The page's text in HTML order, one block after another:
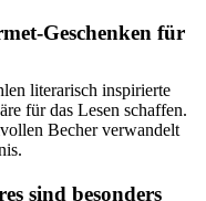
Geschenken für
literarisch inspirierte
für das Lesen schaffen.
Becher verwandelt
sind besonders